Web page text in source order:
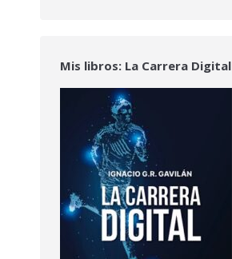
Mis libros: La Carrera Digital